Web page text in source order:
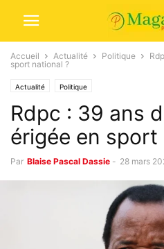
Accueil Actualité Politique
sport national ?
Actualité Politique
Rdpc : 39 ans
érigée en sport
Par Blaise Pascal Dassie - 28 mars